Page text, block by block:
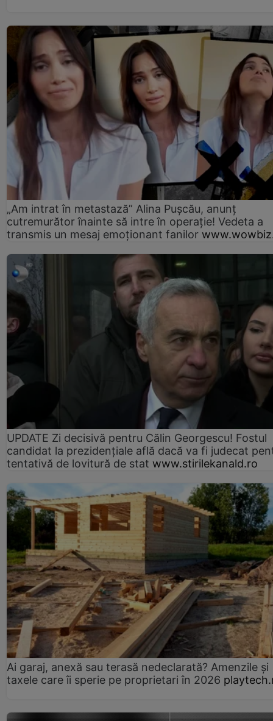
„Am intrat în metastază” Alina Pușcău, anunț
cutremurător înainte să intre în operație! Vedeta a
transmis un mesaj emoționant fanilor
UPDATE Zi decisivă pentru Călin Georgescu! Fostul
candidat la prezidențiale află dacă va fi judecat
tentativă de lovitură de stat www.stirilekanald.ro
Ai garaj, anexă sau terasă nedeclarată? Amenzile și
taxele care îi sperie pe proprietari în 2026